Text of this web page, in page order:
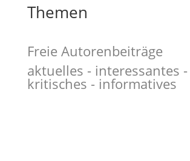
Themen
Freie Autorenbeiträge
aktuelles - interessantes -
kritisches - informatives